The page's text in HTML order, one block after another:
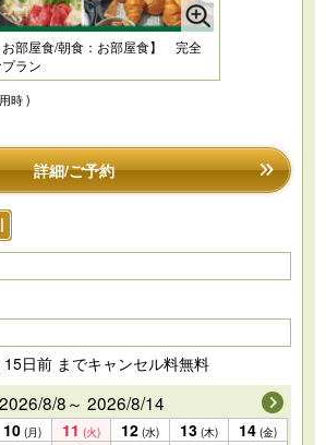
お部屋食/朝食：お部屋食】 完全
ラン
時 )
詳細/ご予約
日前 までキャンセル料無料
2026/8/8～ 2026/8/14
10 (月) 11 (火) 12 (水) 13 (木) 14 (金)